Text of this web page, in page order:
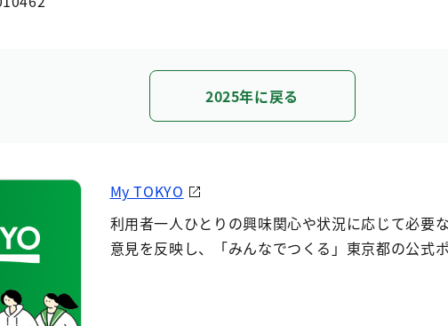
2025年に戻る
My TOKYO
利用者一人ひとりの興味関心や状況に応じて必要
意見を反映し、「みんなでつくる」東京都の公式